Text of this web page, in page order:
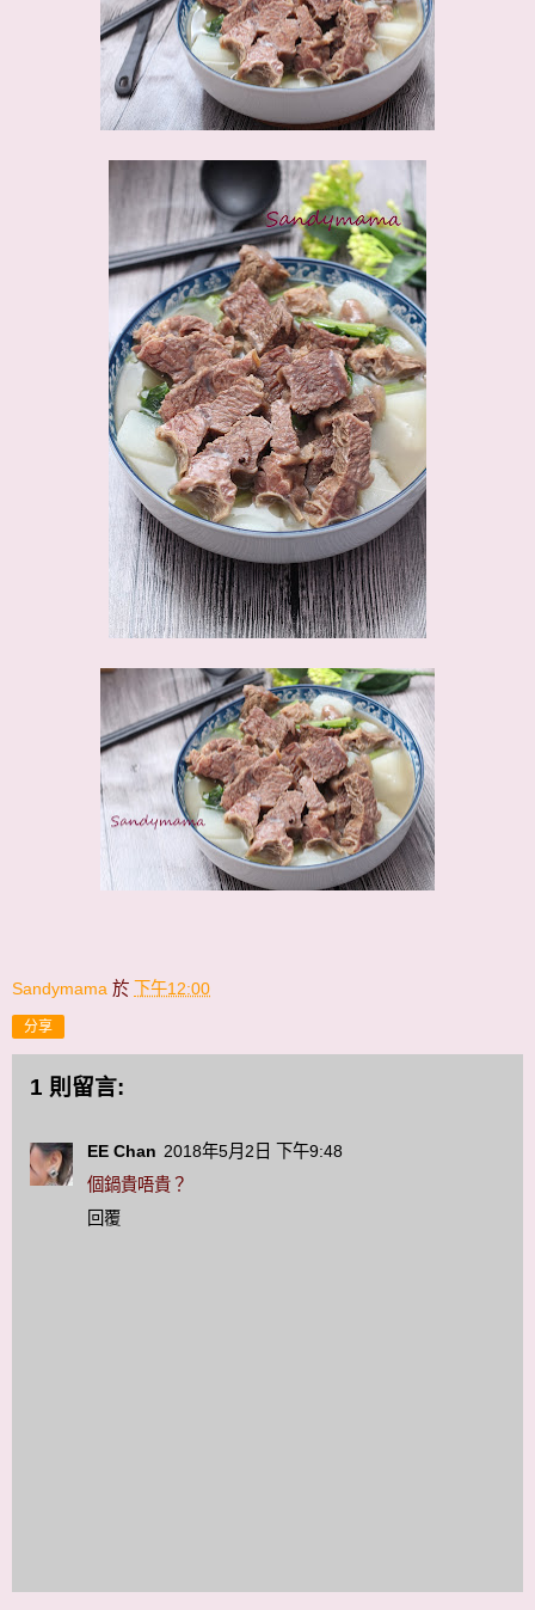
Sandymama 於 下午12:00
分享
1 則留言:
EE Chan 2018年5月2日 下午9:48
個鍋貴唔貴？
回覆